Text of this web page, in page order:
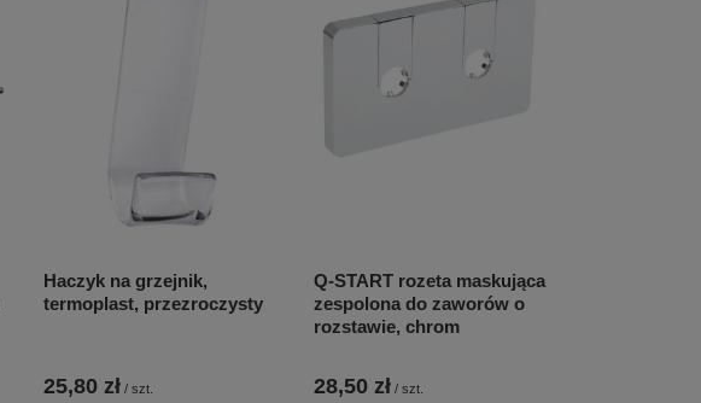
Haczyk na grzejnik,
termoplast, przezroczysty
25,80 zł / szt.
Q-START rozeta maskująca
zespolona do zaworów o
rozstawie, chrom
28,50 zł / szt.